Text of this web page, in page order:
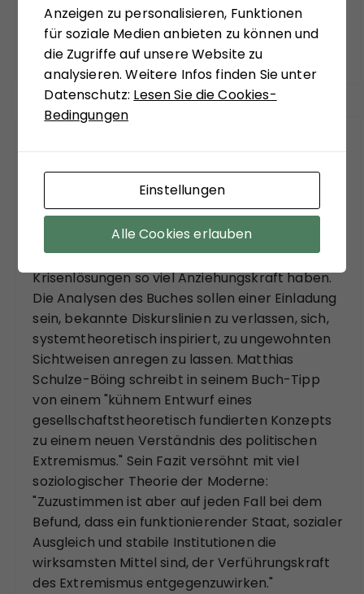
Das meinen andere.
FÜR SIE GELESEN
Mit seinem neuen Buch "Aufstieg der Rechten,
Abstieg der Linken" versucht Hans-Jürgen Arlt
die hochaktuelle Frage zu beantworten,
weshalb in modernen Ländern faschistische
Krisenlösungen so viel Anziehungskraft haben.
Die Analysen des Buches sollen einer Einladung
sein, bekannte Diskurslinien zu verlassen, sich,
systemtheoretisch inspiriert, zu ungewohnten
Sichtweisen anregen zu lassen. Matthias
Schulze-Böing schreibt in seinem Buch-Tipp
von einem "kühnem Entwurf eines
gesellschaftstheoretisch fundierten Konzepts
zu einem neuen Verständnis des politischen
Extremismus." Sein Fazit versöhnt mit viel
soziologischer Theorie der Moderne:
"Zuzustimmen ist aber auf jeden Fall bei dem
Befund, dass ein funktionierender Staat, sozialer
Ausgleich und stabile Institutionen die
wirksamsten Mittel sind, der Verführungskraft
des Extremismus entgegenzuwirken."
Anzeigen zu personalisieren, Funktionen
für soziale Medien anbieten zu können und
die Zugriffe auf unsere Website zu
analysieren. Weitere Infos finden Sie unter
Datenschutz: Lesen Sie die Cookies-
Bedingungen
Einstellungen
Alle Cookies erlauben